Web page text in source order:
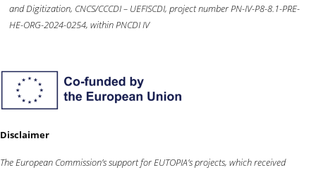
and Digitization, CNCS/CCCDI – UEFISCDI, project number PN-IV-P8-8.1-PRE-
HE-ORG-2024-0254, within PNCDI IV
Disclaimer
The European Commission’s support for EUTOPIA’s projects, which received